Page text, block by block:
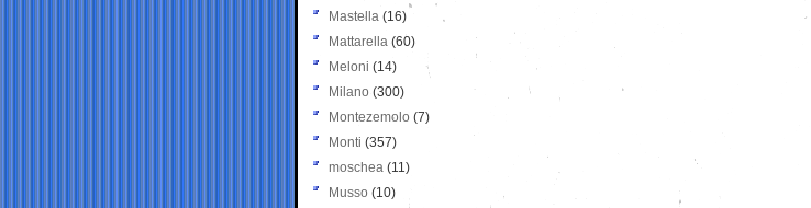
Mastella (16)
Mattarella (60)
Meloni (14)
Milano (300)
Montezemolo (7)
Monti (357)
moschea (11)
Musso (10)